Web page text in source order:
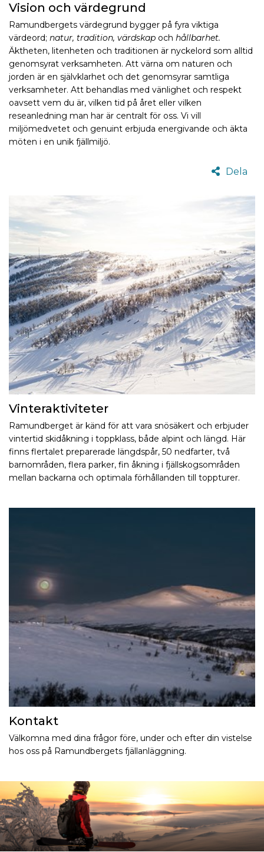
Vision och värdegrund
Ramundbergets värdegrund bygger på fyra viktiga
värdeord; natur, tradition, värdskap och hållbarhet.
Äktheten, litenheten och traditionen är nyckelord som alltid
genomsyrat verksamheten. Att värna om naturen och
jorden är en självklarhet och det genomsyrar samtliga
verksamheter. Att behandlas med vänlighet och respekt
oavsett vem du är, vilken tid på året eller vilken
reseanledning man har är centralt för oss. Vi vill
miljömedvetet och genuint erbjuda energivande och äkta
möten i en unik fjällmiljö.
Dela
Vinteraktiviteter
Ramundberget är känd för att vara snösäkert och erbjuder
vintertid skidåkning i toppklass, både alpint och längd. Här
finns flertalet preparerade längdspår, 50 nedfarter, två
barnområden, flera parker, fin åkning i fjällskogsområden
mellan backarna och optimala förhållanden till toppturer.
Kontakt
Välkomna med dina frågor före, under och efter din vistelse
hos oss på Ramundbergets fjällanläggning.